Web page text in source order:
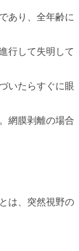
あり、全年齢に
行して失明して
いたらすぐに眼
網膜剥離の場合
は、突然視野の